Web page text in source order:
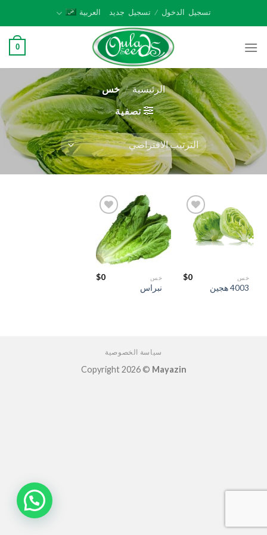
تسجيل الدخول / تسجيل جديد العربية
0
الرئيسية / خس
تصفية
Add to
خس
4003 هجين
$0
Add to
wishlist
خس
نبراس
$0
سياسة الخصوصية
Copyright 2026 © Mayazin